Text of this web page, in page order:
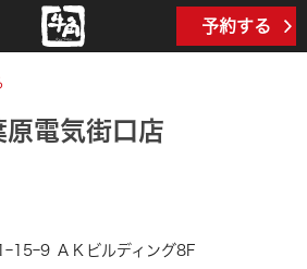
予約する
原電気街口店
15ｰ9 ＡＫビルディング8F